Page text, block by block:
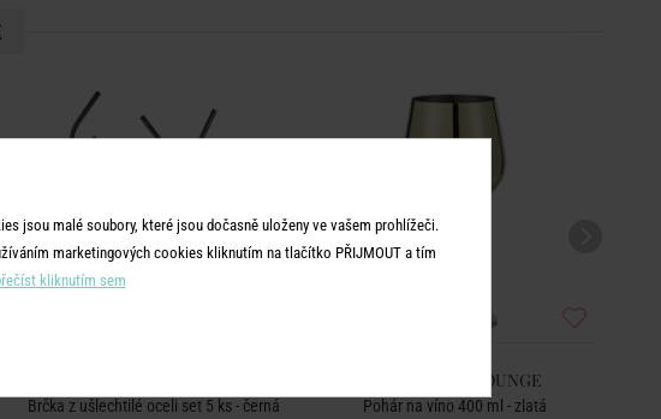
Brčka z ušlechtilé oceli set 5 ks - černá
MANHATTAN LOUNGE
Pohár na víno 400 ml - zlatá
jsou malé soubory, které jsou dočasně uloženy ve vašem prohlížeči.
marketingových cookies kliknutím na tlačítko PŘIJMOUT a tím
kliknutím sem